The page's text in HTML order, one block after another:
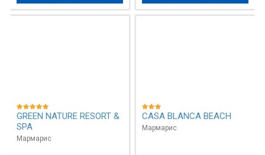
GREEN NATURE RESORT &
SPA
Мармарис
CASA BLANCA BEACH
Мармарис